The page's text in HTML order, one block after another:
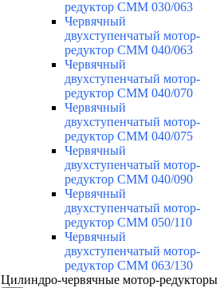
редуктор CMM 030/063
Червячный
двухступенчатый мотор-
редуктор CMM 040/063
Червячный
двухступенчатый мотор-
редуктор CMM 040/070
Червячный
двухступенчатый мотор-
редуктор CMM 040/075
Червячный
двухступенчатый мотор-
редуктор CMM 040/090
Червячный
двухступенчатый мотор-
редуктор CMM 050/110
Червячный
двухступенчатый мотор-
редуктор CMM 063/130
Цилиндро-червячные мотор-редукторы